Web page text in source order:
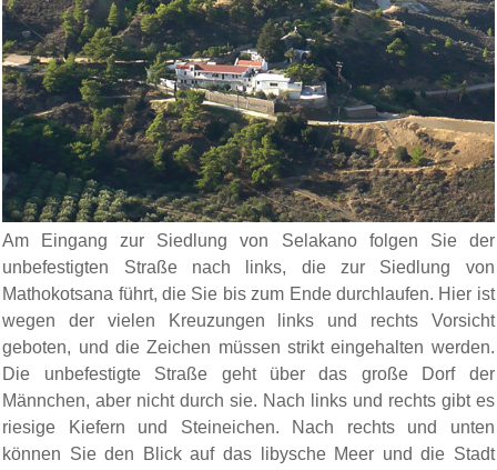
Am Eingang zur Siedlung von Selakano folgen Sie der
unbefestigten Straße nach links, die zur Siedlung von
Mathokotsana führt, die Sie bis zum Ende durchlaufen. Hier ist
wegen der vielen Kreuzungen links und rechts Vorsicht
geboten, und die Zeichen müssen strikt eingehalten werden.
Die unbefestigte Straße geht über das große Dorf der
Männchen, aber nicht durch sie. Nach links und rechts gibt es
riesige Kiefern und Steineichen. Nach rechts und unten
können Sie den Blick auf das libysche Meer und die Stadt